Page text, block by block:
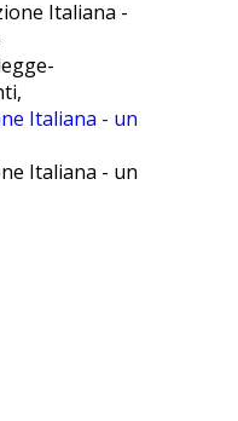
Italiana - un
Italiana - un